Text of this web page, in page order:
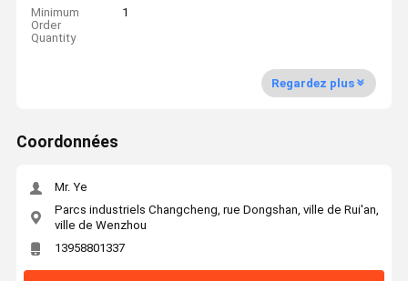
Minimum
Order
Quantity
1
Regardez plus
Coordonnées
Mr. Ye
Parcs industriels Changcheng, rue Dongshan, ville de Rui'an,
ville de Wenzhou
13958801337